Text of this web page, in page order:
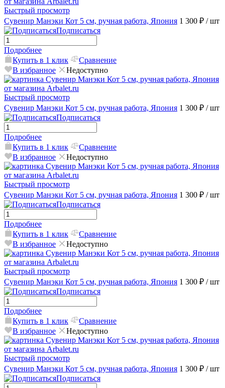
Быстрый просмотр
Сувенир Манэки Кот 5 см, ручная работа, Япония 1 300 ₽ / шт
Подписаться
Подробнее
Купить в 1 клик
Сравнение
В избранное
Недоступно
Быстрый просмотр
Сувенир Манэки Кот 5 см, ручная работа, Япония 1 300 ₽ / шт
Подписаться
Подробнее
Купить в 1 клик
Сравнение
В избранное
Недоступно
Быстрый просмотр
Сувенир Манэки Кот 5 см, ручная работа, Япония 1 300 ₽ / шт
Подписаться
Подробнее
Купить в 1 клик
Сравнение
В избранное
Недоступно
Быстрый просмотр
Сувенир Манэки Кот 5 см, ручная работа, Япония 1 300 ₽ / шт
Подписаться
Подробнее
Купить в 1 клик
Сравнение
В избранное
Недоступно
Быстрый просмотр
Сувенир Манэки Кот 5 см, ручная работа, Япония 1 300 ₽ / шт
Подписаться